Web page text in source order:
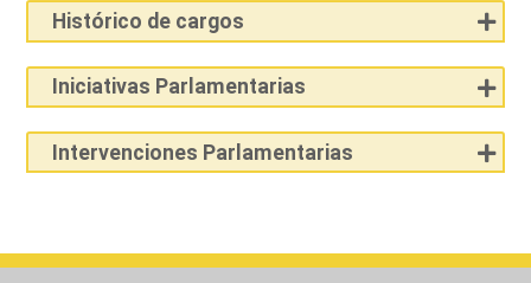
Histórico de cargos
Iniciativas Parlamentarias
Intervenciones Parlamentarias